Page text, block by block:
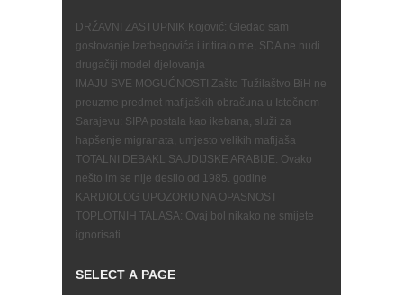
DRŽAVNI ZASTUPNIK Kojović: Gledao sam
gostovanje Izetbegovića i iritiralo me, SDA ne nudi
drugačiji model djelovanja
IMAJU SVE MOGUĆNOSTI Zašto Tužilaštvo BiH ne
preuzme predmet mafijaških obračuna u Istočnom
Sarajevu: SIPA postala kao ikebana, služi za
hapšenje migranata, umjesto velikih mafijaša
TOTALNI DEBAKL SAUDIJSKE ARABIJE: Ovako
nešto im se nije desilo od 1985. godine
KARDIOLOG UPOZORIO NA OPASNOST
TOPLOTNIH TALASA: Ovaj bol nikako ne smijete
ignorisati